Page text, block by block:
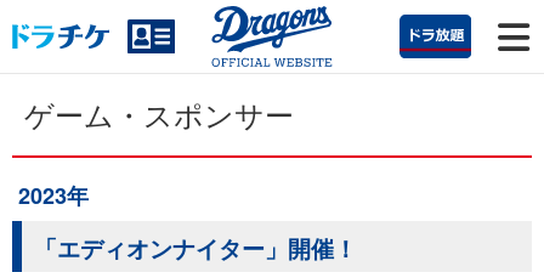
ゲーム・スポンサー
2023年
「エディオンナイター」開催！